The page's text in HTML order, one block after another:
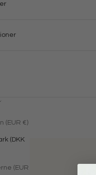
(EUR €)
(DKK
(EUR